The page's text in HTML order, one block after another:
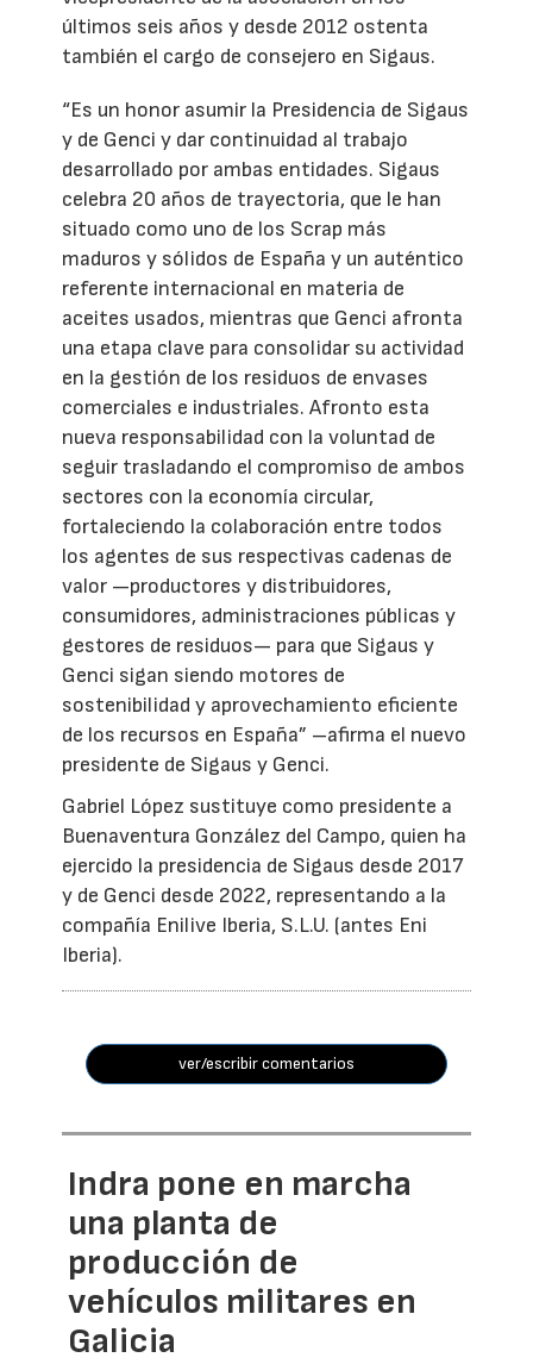
últimos seis años y desde 2012 ostenta
también el cargo de consejero en Sigaus.
“Es un honor asumir la Presidencia de Sigaus
y de Genci y dar continuidad al trabajo
desarrollado por ambas entidades. Sigaus
celebra 20 años de trayectoria, que le han
situado como uno de los Scrap más
maduros y sólidos de España y un auténtico
referente internacional en materia de
aceites usados, mientras que Genci afronta
una etapa clave para consolidar su actividad
en la gestión de los residuos de envases
comerciales e industriales. Afronto esta
nueva responsabilidad con la voluntad de
seguir trasladando el compromiso de ambos
sectores con la economía circular,
fortaleciendo la colaboración entre todos
los agentes de sus respectivas cadenas de
valor —productores y distribuidores,
consumidores, administraciones públicas y
gestores de residuos— para que Sigaus y
Genci sigan siendo motores de
sostenibilidad y aprovechamiento eficiente
de los recursos en España” –afirma el nuevo
presidente de Sigaus y Genci.
Gabriel López sustituye como presidente a
Buenaventura González del Campo, quien ha
ejercido la presidencia de Sigaus desde 2017
y de Genci desde 2022, representando a la
compañía Enilive Iberia, S.L.U. (antes Eni
Iberia).
ver/escribir comentarios
Indra pone en marcha
una planta de
producción de
vehículos militares en
Galicia